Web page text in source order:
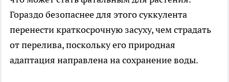
Гораздо безопаснее для этого суккулента
перенести краткосрочную засуху, чем страдать
от перелива, поскольку его природная
адаптация направлена на сохранение воды.